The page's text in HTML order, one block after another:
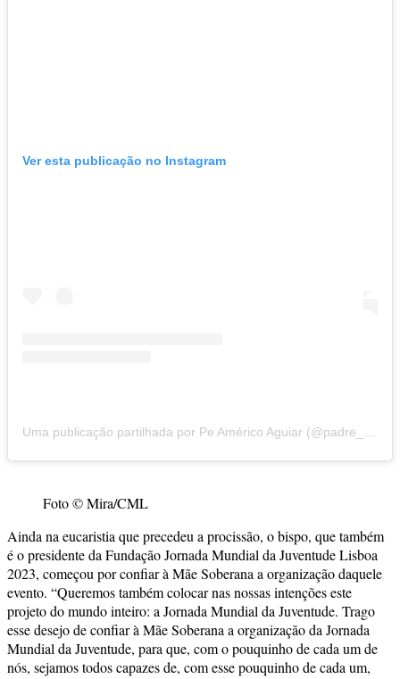
Ver esta publicação no Instagram
Foto © Mira/CML
Ainda na eucaristia que precedeu a procissão, o bispo, que também
é o presidente da Fundação Jornada Mundial da Juventude Lisboa
2023, começou por confiar à Mãe Soberana a organização daquele
evento. “Queremos também colocar nas nossas intenções este
projeto do mundo inteiro: a Jornada Mundial da Juventude. Trago
esse desejo de confiar à Mãe Soberana a organização da Jornada
Mundial da Juventude, para que, com o pouquinho de cada um de
nós, sejamos todos capazes de, com esse pouquinho de cada um,